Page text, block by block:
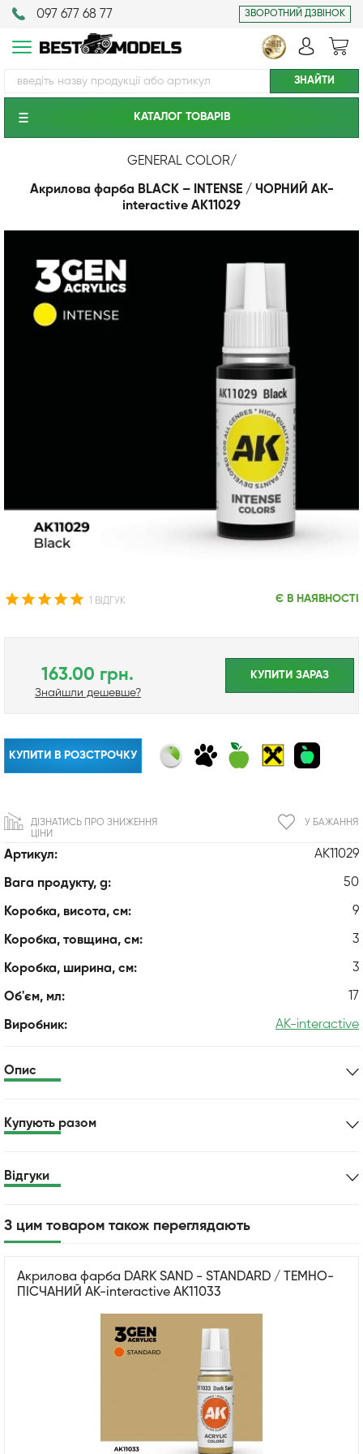
097 677 68 77 ЗВОРОТНИЙ ДЗВІНОК
КАТАЛОГ ТОВАРIВ
GENERAL COLOR/
Акрилова фарба BLACK – INTENSE / ЧОРНИЙ AK-
interactive AK11029
1 ВІДГУК Є В НАЯВНОСТІ
Артикул: AK11029
Вага продукту, g: 50
Коробка, висота, см: 9
Коробка, товщина, см: 3
Коробка, ширина, см: 3
Об'єм, мл: 17
Виробник: AK-interactive
163.00 грн.
Знайшли дешевше?
КУПИТИ ЗАРАЗ
КУПИТИ В РОЗСТРОЧКУ
У БАЖАННЯ
ДІЗНАТИСЬ ПРО ЗНИЖЕННЯ
ЦІНИ
Опис
Купують разом
Відгуки
З цим товаром також переглядають
Акрилова фарба DARK SAND - STANDARD / ТЕМНО-
ПІСЧАНИЙ AK-interactive AK11033